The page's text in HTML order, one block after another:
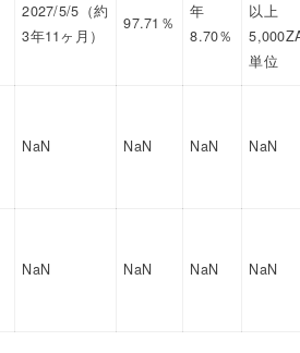
2027/5/5（約
3年11ヶ月）
97.71％
年
8.70％
以上
単位
NaN NaN NaN NaN
NaN NaN NaN NaN